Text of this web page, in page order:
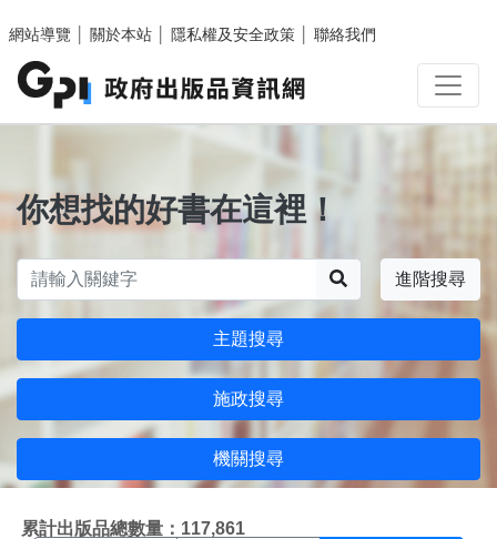
網站導覽
關於本站 隱私權及安全政策 聯絡我們
你想找的好書在這裡！
進階搜尋
主題搜尋
施政搜尋
機關搜尋
累計出版品總數量：117,861
機關搜尋結果頁面